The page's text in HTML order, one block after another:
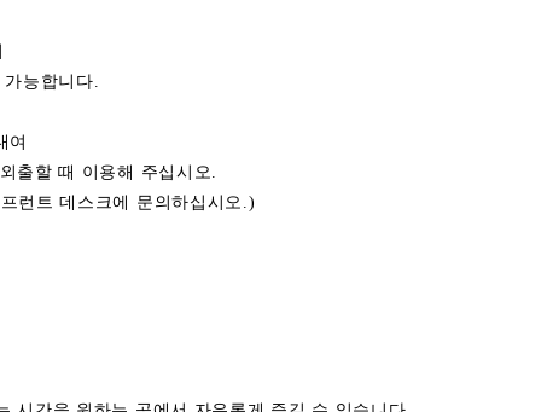
능합니다.
여
출할 때 이용해 주십시오.
런트 데스크에 문의하십시오.)